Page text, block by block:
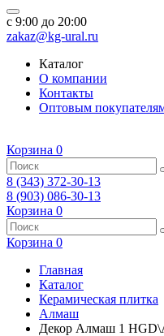
c 9:00 до 20:00
zakaz@kg-ural.ru
Каталог
О компании
Контакты
Оптовым
Корзина 0
8 (343) 372-30-13
8 (903) 086-30-13
Корзина 0
Корзина 0
Главная
Каталог
Керамическая плитка
Алмаш
Декор Алмаш 1